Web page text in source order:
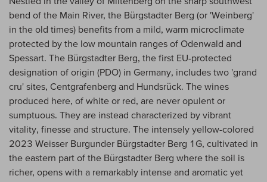
bend of the Main River, the Bürgstadter Berg (or 'Weinberg'
in the old times) benefits from a mild, warm microclimate
protected by the low mountain ranges of Odenwald and
Spessart. The Bürgstadter Berg, the first EU-protected
designation of origin (PDO) in Germany, includes two 'grand
cru' sites, Centgrafenberg and Hundsrück. The wines
produced here, of white or red, are never opulent or
sumptuous. They are instead characterized by vibrant
vitality, finesse and structure. The intensely yellow-colored
2023 Weisser Burgunder Bürgstadter Berg 1G, cultivated in
the eastern part of the Bürgstadter Berg where the soil is
richer, opens with a remarkably intense and aromatic yet